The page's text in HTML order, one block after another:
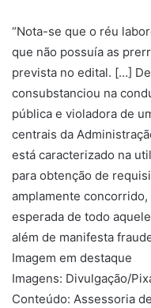
“Nota-se que o réu
que não possuía as
prevista no edital. […]
consubstanciou na
pública e violadora de
centrais da
está caracterizado na
para obtenção de
amplamente
esperada de todo
além de manifesta
Imagem em destaque
Imagens: Divulgação/
Conteúdo: Assessoria